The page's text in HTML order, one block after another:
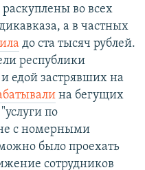
во всех
а в частных
до ста тысяч рублей.
республики
едой застрявших на
на бегущих
по
с номерными
было проехать
сотрудников